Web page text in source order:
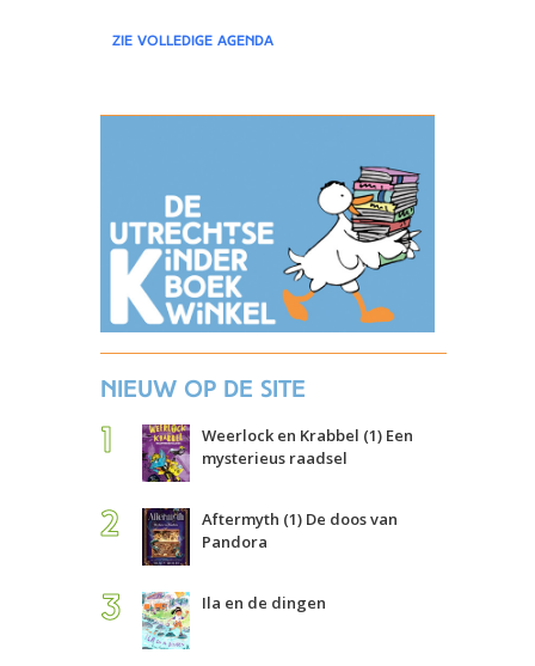
zie volledige agenda
Nieuw op de site
Weerlock en Krabbel (1) Een
mysterieus raadsel
Aftermyth (1) De doos van
Pandora
Ila en de dingen